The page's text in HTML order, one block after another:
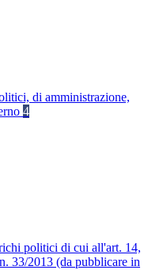
di amministrazione,
4
politici di cui all'art. 14,
33/2013 (da pubblicare in